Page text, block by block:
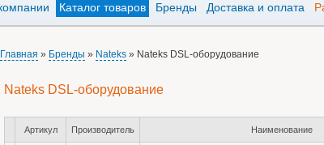
Каталог товаров Бренды Доставка и оплата
Главная » Бренды » Nateks » Nateks DSL-оборудование
Nateks DSL-оборудование
Артикул Производитель Наименование